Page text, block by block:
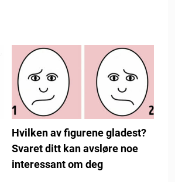
Hvilken av figurene gladest?
Svaret ditt kan avsløre noe
interessant om deg